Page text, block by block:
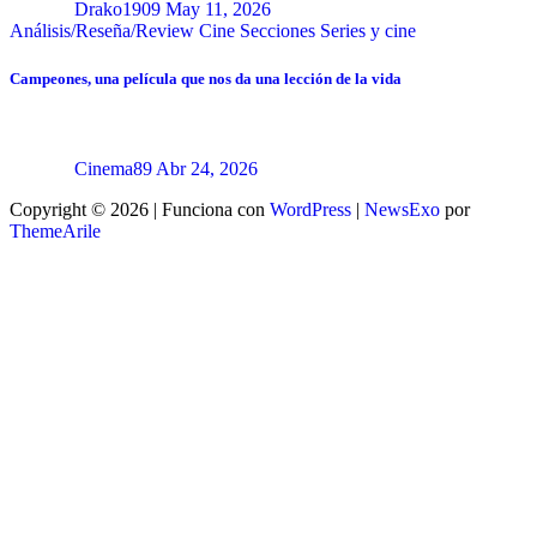
Drako1909 May 11, 2026
Análisis/Reseña/Review Cine Secciones Series y cine
Campeones, una película que nos da una lección de la vida
Cinema89 Abr 24, 2026
Copyright © 2026 | Funciona con WordPress | NewsExo por
ThemeArile